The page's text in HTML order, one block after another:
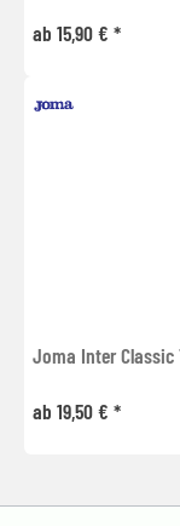
ab 15,90 € *
Joma Inter
ab 19,50 € *